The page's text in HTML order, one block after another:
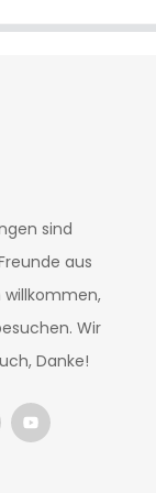
sind
aus
willkommen,
Wir
Danke!